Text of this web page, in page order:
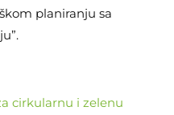
planiranju sa
cirkularnu i zelenu